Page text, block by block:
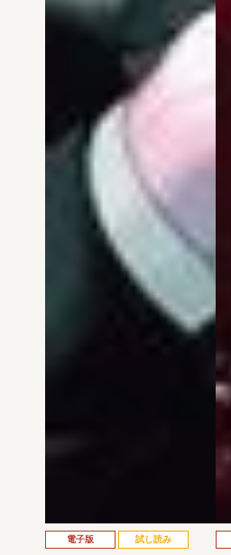
電子版 試し読み